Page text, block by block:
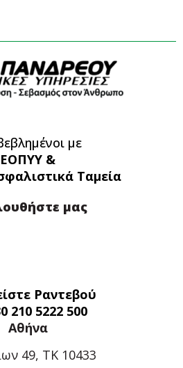
με
ΕΟΠΥΥ &
Ταμεία
μας
Ραντεβού
210 5222 500
Αθήνα
49, ΤΚ 10433